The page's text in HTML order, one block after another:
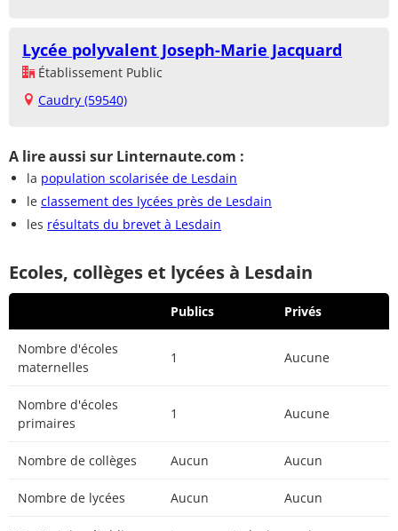
Lycée polyvalent Joseph-Marie Jacquard
Établissement Public
Caudry (59540)
A lire aussi sur Linternaute.com :
la population scolarisée de Lesdain
le classement des lycées près de Lesdain
les résultats du brevet à Lesdain
Ecoles, collèges et lycées à Lesdain
Publics Privés
Nombre d'écoles
maternelles
1 Aucune
Nombre d'écoles
primaires
1 Aucune
Nombre de collèges Aucun Aucun
Nombre de lycées Aucun Aucun